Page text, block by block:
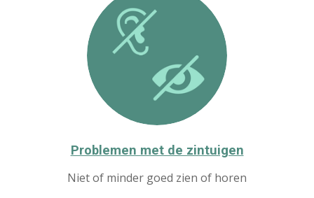
Problemen met de zintuigen
Niet of minder goed zien of horen